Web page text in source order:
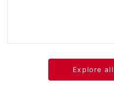
Explore